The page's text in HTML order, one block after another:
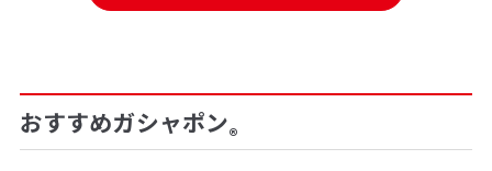
おすすめガシャポン®